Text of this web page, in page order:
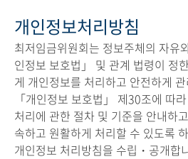
개인정보처리방침
최저임금위원회는 정보주체의 자유
인정보 보호법」 및 관계 법령이 정
게 개인정보를 처리하고 안전하게
「개인정보 보호법」 제30조에 따
처리에 관한 절차 및 기준을 안내하
속하고 원활하게 처리할 수 있도록
개인정보 처리방침을 수립・공개합